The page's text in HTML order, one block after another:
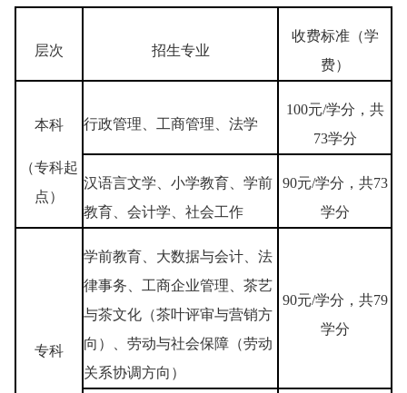
层次 招生专业
收费标准（学
费）
本科
（专科起
点）
行政管理、工商管理、法学
100元/学分，共
73学分
汉语言文学、小学教育、学前
教育、会计学、社会工作
90元/学分，共73
学分
专科
学前教育、大数据与会计、法
律事务、工商企业管理、茶艺
与茶文化（茶叶评审与营销方
向）、劳动与社会保障（劳动
关系协调方向）
90元/学分，共79
学分